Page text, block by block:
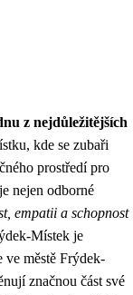
z nejdůležitějších
kde se zubaři
prostředí pro
nejen odborné
empatii a schopnost
Místek je
ve městě Frýdek-
značnou část své